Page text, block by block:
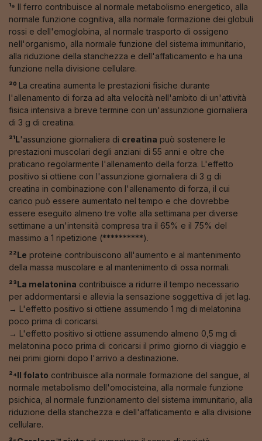
¹⁹ Il ferro contribuisce al normale metabolismo energetico, alla
normale funzione cognitiva, alla normale formazione dei globuli
rossi e dell'emoglobina, al normale trasporto di ossigeno
nell'organismo, alla normale funzione del sistema immunitario,
alla riduzione della stanchezza e dell'affaticamento e ha una
funzione nella divisione cellulare.
²⁰ La creatina aumenta le prestazioni fisiche durante
l'allenamento di forza ad alta velocità nell'ambito di un'attività
fisica intensiva a breve termine con un'assunzione giornaliera
di 3 g di creatina.
²¹L'assunzione giornaliera di creatina può sostenere le
prestazioni muscolari degli anziani di 55 anni e oltre che
praticano regolarmente l'allenamento della forza. L'effetto
positivo si ottiene con l'assunzione giornaliera di 3 g di
creatina in combinazione con l'allenamento di forza, il cui
carico può essere aumentato nel tempo e che dovrebbe
essere eseguito almeno tre volte alla settimana per diverse
settimane a un'intensità compresa tra il 65% e il 75% del
massimo a 1 ripetizione (**********).
²²Le proteine contribuiscono all'aumento e al mantenimento
della massa muscolare e al mantenimento di ossa normali.
²³La melatonina contribuisce a ridurre il tempo necessario
per addormentarsi e allevia la sensazione soggettiva di jet lag.
→ L'effetto positivo si ottiene assumendo 1 mg di melatonina
poco prima di coricarsi.
→ L'effetto positivo si ottiene assumendo almeno 0,5 mg di
melatonina poco prima di coricarsi il primo giorno di viaggio e
nei primi giorni dopo l'arrivo a destinazione.
²⁴Il folato contribuisce alla normale formazione del sangue, al
normale metabolismo dell'omocisteina, alla normale funzione
psichica, al normale funzionamento del sistema immunitario, alla
riduzione della stanchezza e dell'affaticamento e alla divisione
cellulare.